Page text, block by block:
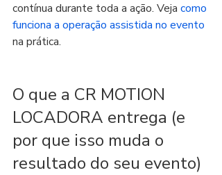
contínua durante toda a ação. Veja como
funciona a operação assistida no evento
na prática.
O que a CR MOTION
LOCADORA entrega (e
por que isso muda o
resultado do seu evento)